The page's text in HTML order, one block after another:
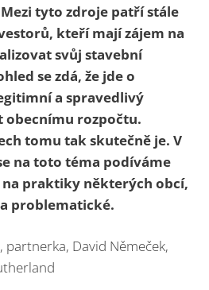
tyto zdroje patří stále
kteří mají zájem na
svůj stavební
se zdá, že jde o
a spravedlivý
obecnímu rozpočtu.
tomu tak skutečně je. V
na toto téma podíváme
na praktiky některých obcí,
problematické.
partnerka, David Němeček,